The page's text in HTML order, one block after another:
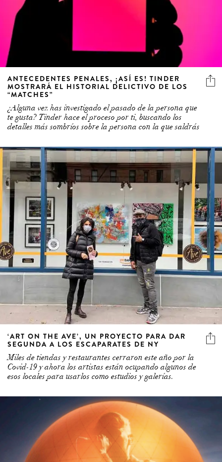
ANTECEDENTES PENALES, ¡ASÍ ES! TINDER
MOSTRARÁ EL HISTORIAL DELICTIVO DE LOS
“MATCHES”
¿Alguna vez has investigado el pasado de la persona que
te gusta? Tinder hace el proceso por ti, buscando los
detalles más sombríos sobre la persona con la que saldrás
‘ART ON THE AVE’, UN PROYECTO PARA DAR
SEGUNDA A LOS ESCAPARATES DE NY
Miles de tiendas y restaurantes cerraron este año por la
Covid-19 y ahora los artistas están ocupando algunos de
esos locales para usarlos como estudios y galerías.